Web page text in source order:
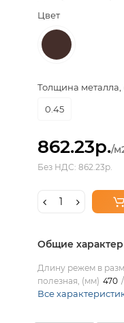
Цвет
Толщина металла,
0.45
862.23р./
Без НДС: 862.23р.
Общие
Длину режем в
полезная, (мм) 470
Все